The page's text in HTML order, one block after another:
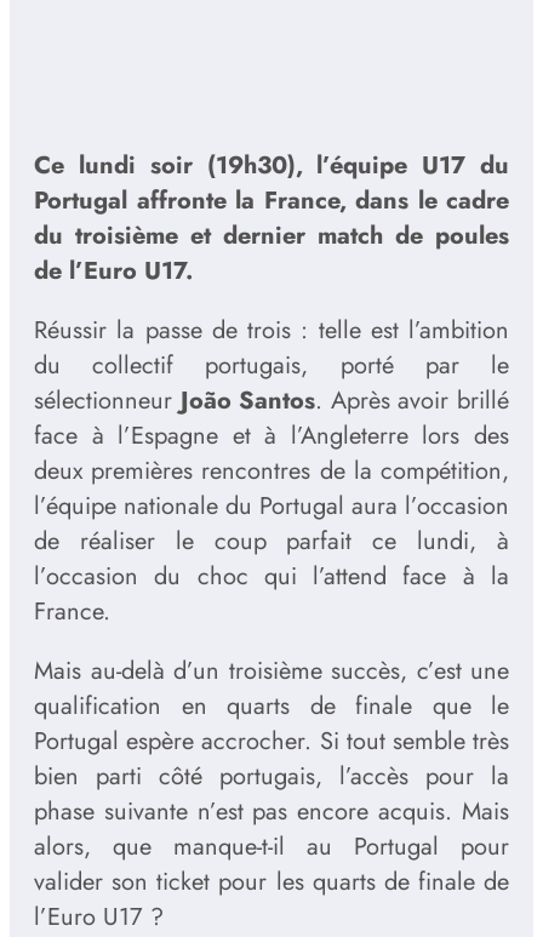
Ce lundi soir (19h30), l’équipe U17 du
Portugal affronte la France, dans le cadre
du troisième et dernier match de poules
de l’Euro U17.
Réussir la passe de trois : telle est l’ambition
du collectif portugais, porté par le
sélectionneurJoão Santos. Après avoir brillé
face à l’Espagne et à l’Angleterre lors des
deux premières rencontres de la compétition,
l’équipe nationale du Portugal aura l’occasion
de réaliser le coup parfait ce lundi, à
l’occasion du choc qui l’attend face à la
France.
Mais au-delà d’un troisième succès, c’est une
qualification en quarts de finale que le
Portugal espère accrocher. Si tout semble très
bien parti côté portugais, l’accès pour la
phase suivante n’est pas encore acquis. Mais
alors, que manque-t-il au Portugal pour
valider son ticket pour les quarts de finale de
l’Euro U17 ?